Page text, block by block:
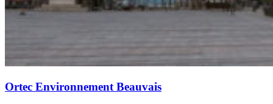
Ortec Environnement Beauvais